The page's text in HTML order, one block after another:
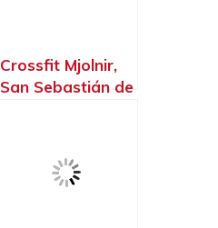
Crossfit Mjolnir,
San Sebastián de